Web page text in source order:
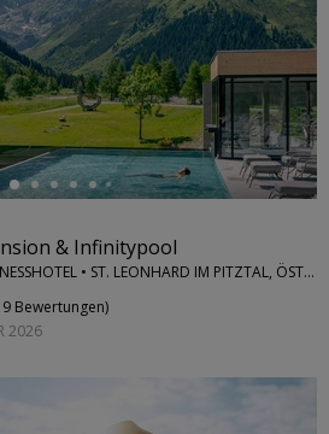
& Infinitypool
DAS VIER – SPORT- UND WELLNESSHOTEL • ST. LEONHARD IM PITZTAL, ÖSTERREICH
Bewertungen)
2026